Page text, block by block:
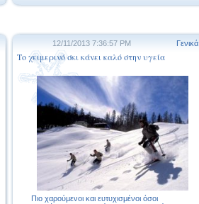
12/11/2013 7:36:57 PM Γενικά
Το χειμερινό σκι κάνει καλό στην υγεία
Πιο χαρούμενοι και ευτυχισμένοι όσοι